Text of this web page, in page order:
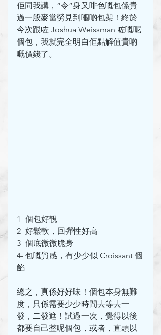
佢同我講，“令”身又啡色嘅包係貴
過一般麥當勞見到嗰啲包架！終於
今次跟咗 Joshua Weissman 咗嘅呢
個包，我就完全明白佢點解值貴啲
嘅價錢了。
1- 個包好靚
2- 好鬆軟，回彈性好高
3- 個底微微脆身
4- 包嘅質感，有少少似 Croissant 個
餡
總之，真係好好味！個包本身無難
度，只係需要少少時間去等去一
發，二發遮！試過一次，覺得以後
都要自己整呢個包，或者，直頭以